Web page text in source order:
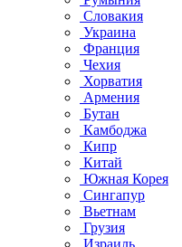
Словакия
Украина
Франция
Чехия
Хорватия
Армения
Бутан
Камбоджа
Кипр
Китай
Южная Корея
Сингапур
Вьетнам
Грузия
Израиль